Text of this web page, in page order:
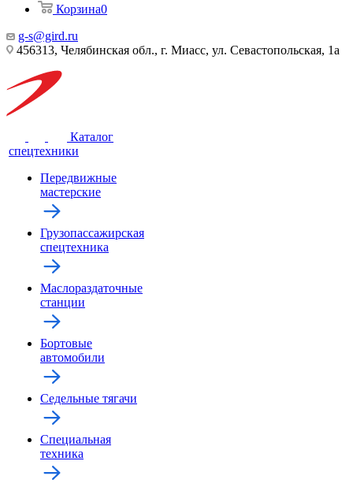
Корзина0
g-s@gird.ru
456313, Челябинская обл., г. Миасс, ул. Севастопольская, 1а
Каталог
спецтехники
Передвижные
мастерские
Грузопассажирская
спецтехника
Маслораздаточные
станции
Бортовые
автомобили
Седельные тягачи
Специальная
техника